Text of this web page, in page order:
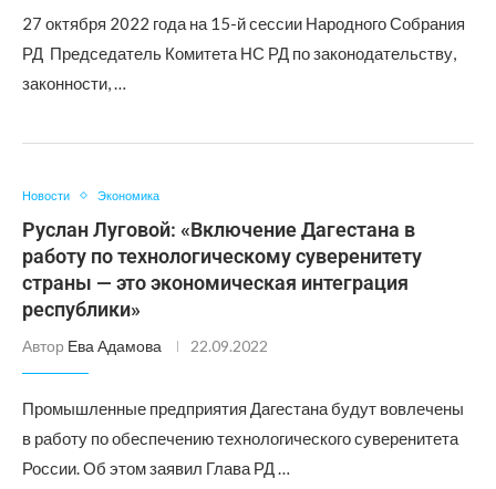
27 октября 2022 года на 15-й сессии Народного Собрания
РД Председатель Комитета НС РД по законодательству,
законности, …
Новости Экономика
Руслан Луговой: «Включение Дагестана в
работу по технологическому суверенитету
страны — это экономическая интеграция
республики»
Автор Ева Адамова 22.09.2022
Промышленные предприятия Дагестана будут вовлечены
в работу по обеспечению технологического суверенитета
России. Об этом заявил Глава РД …